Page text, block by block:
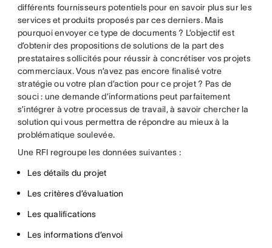
différents fournisseurs potentiels pour en savoir plus sur les
services et produits proposés par ces derniers. Mais
pourquoi envoyer ce type de documents ? L’objectif est
d’obtenir des propositions de solutions de la part des
prestataires sollicités pour réussir à concrétiser vos projets
commerciaux. Vous n’avez pas encore finalisé votre
stratégie ou votre plan d’action pour ce projet ? Pas de
souci : une demande d’informations peut parfaitement
s’intégrer à votre processus de travail, à savoir chercher la
solution qui vous permettra de répondre au mieux à la
problématique soulevée.
Une RFI regroupe les données suivantes :
Les détails du projet
Les critères d’évaluation
Les qualifications
Les informations d’envoi